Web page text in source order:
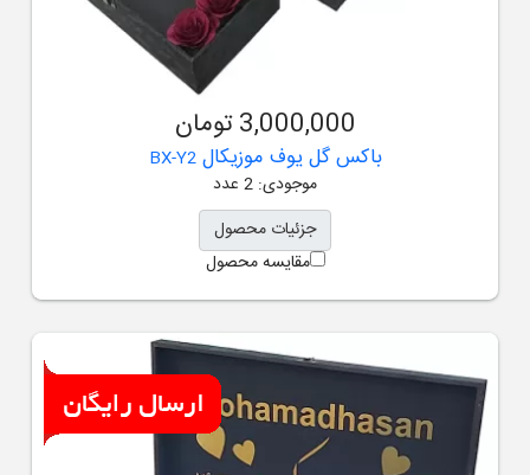
3,000,000 تومان
باکس گل یوف موزیکالBX-Y2
موجودی: 2 عدد
جزئیات محصول
مقایسه محصول